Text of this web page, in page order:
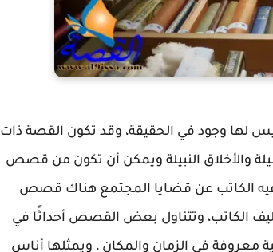
لها وجود في الحقيقة، وقد تكون القصة ذات
والأخلاق النبيلة ويمكن أن تكون من قصص
الكاتب عن قضايا المجتمع هناك قصص
الكاتب، وتتناول بعض القصص أحداثًا في
في الزمان والمكان ، ويمثلها أناس